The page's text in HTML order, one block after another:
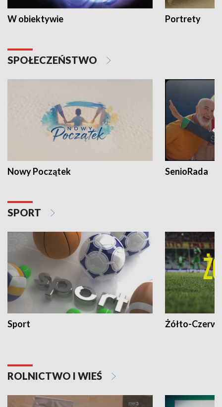
W obiektywie Portrety
SPOŁECZEŃSTWO
Nowy Początek SenioRada
SPORT
Sport Żółto-
ROLNICTWO I WIEŚ